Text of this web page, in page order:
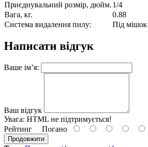
Приєднувальний розмір, дюйм. 1/4
Вага, кг.
0.88
Система видалення пилу:
Під мішок
Написати відгук
Ваше ім’я:
Ваш відгук
Увага: HTML не підтримується!
Рейтинг Погано
Продовжити